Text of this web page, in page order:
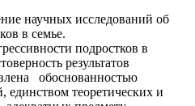
научных исследований об
в семье.
подростков в
результатов
обоснованностью
единством теоретических и